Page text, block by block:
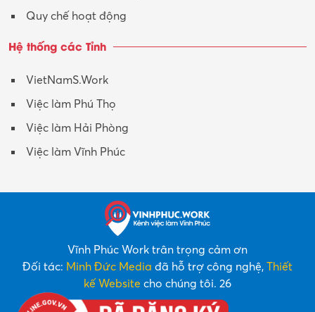
Quy chế hoạt động
Hệ thống các Tỉnh
VietNamS.Work
Việc làm Phú Thọ
Việc làm Hải Phòng
Việc làm Vĩnh Phúc
Vĩnh Phúc Work trân trọng cảm ơn
Đối tác: Minh Đức Media đã hỗ trợ công nghệ, Thiết
kế Website cho chúng tôi. 26